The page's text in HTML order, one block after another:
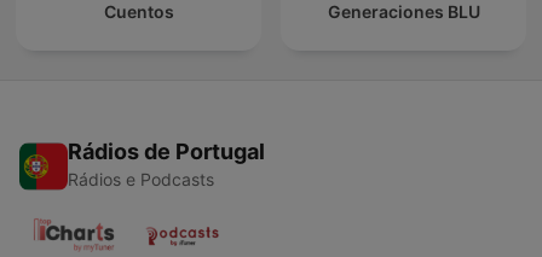
Cuentos Generaciones BLU
Rádios de Portugal
Rádios e Podcasts